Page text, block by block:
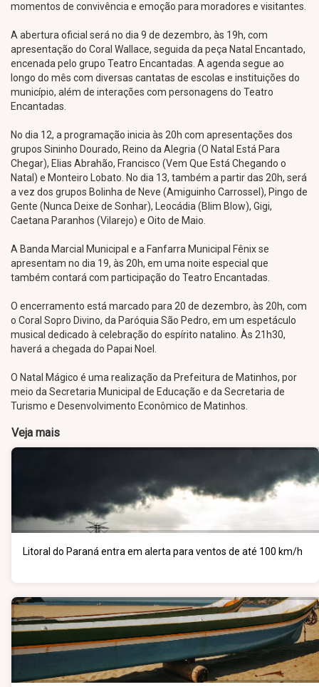
momentos de convivência e emoção para moradores e visitantes.
A abertura oficial será no dia 9 de dezembro, às 19h, com
apresentação do Coral Wallace, seguida da peça Natal Encantado,
encenada pelo grupo Teatro Encantadas. A agenda segue ao
longo do mês com diversas cantatas de escolas e instituições do
município, além de interações com personagens do Teatro
Encantadas.
No dia 12, a programação inicia às 20h com apresentações dos
grupos Sininho Dourado, Reino da Alegria (O Natal Está Para
Chegar), Elias Abrahão, Francisco (Vem Que Está Chegando o
Natal) e Monteiro Lobato. No dia 13, também a partir das 20h, será
a vez dos grupos Bolinha de Neve (Amiguinho Carrossel), Pingo de
Gente (Nunca Deixe de Sonhar), Leocádia (Blim Blow), Gigi,
Caetana Paranhos (Vilarejo) e Oito de Maio.
A Banda Marcial Municipal e a Fanfarra Municipal Fênix se
apresentam no dia 19, às 20h, em uma noite especial que
também contará com participação do Teatro Encantadas.
O encerramento está marcado para 20 de dezembro, às 20h, com
o Coral Sopro Divino, da Paróquia São Pedro, em um espetáculo
musical dedicado à celebração do espírito natalino. Às 21h30,
haverá a chegada do Papai Noel.
O Natal Mágico é uma realização da Prefeitura de Matinhos, por
meio da Secretaria Municipal de Educação e da Secretaria de
Turismo e Desenvolvimento Econômico de Matinhos.
Veja mais
Litoral do Paraná entra em alerta para ventos de até 100 km/h